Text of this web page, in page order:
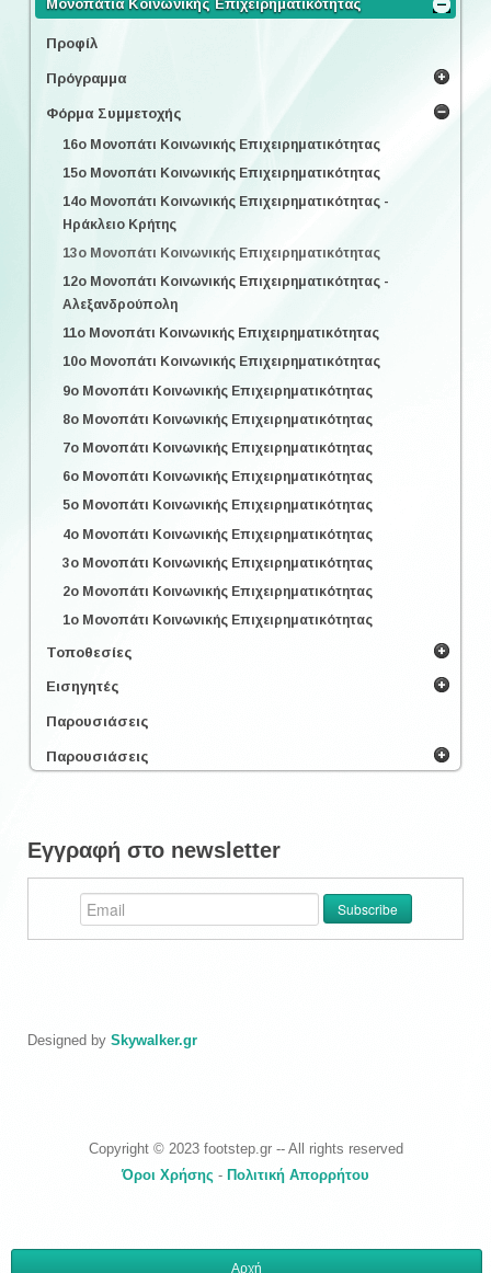
Μονοπάτια Κοινωνικής Επιχειρηματικότητας
Προφίλ
Πρόγραμμα
Φόρμα Συμμετοχής
16ο Μονοπάτι Κοινωνικής Επιχειρηματικότητας
15ο Μονοπάτι Κοινωνικής Επιχειρηματικότητας
14ο Μονοπάτι Κοινωνικής Επιχειρηματικότητας -
Ηράκλειο Κρήτης
13ο Μονοπάτι Κοινωνικής Επιχειρηματικότητας
12ο Μονοπάτι Κοινωνικής Επιχειρηματικότητας -
Αλεξανδρούπολη
11ο Μονοπάτι Κοινωνικής Επιχειρηματικότητας
10ο Μονοπάτι Κοινωνικής Επιχειρηματικότητας
9ο Μονοπάτι Κοινωνικής Επιχειρηματικότητας
8ο Μονοπάτι Κοινωνικής Επιχειρηματικότητας
7ο Μονοπάτι Κοινωνικής Επιχειρηματικότητας
6ο Μονοπάτι Κοινωνικής Επιχειρηματικότητας
5ο Μονοπάτι Κοινωνικής Επιχειρηματικότητας
4ο Μονοπάτι Κοινωνικής Επιχειρηματικότητας
3ο Μονοπάτι Κοινωνικής Επιχειρηματικότητας
2ο Μονοπάτι Κοινωνικής Επιχειρηματικότητας
1ο Μονοπάτι Κοινωνικής Επιχειρηματικότητας
Τοποθεσίες
Εισηγητές
Παρουσιάσεις
Παρουσιάσεις
Εγγραφή στο newsletter
Designed by Skywalker.gr
Copyright © 2023 footstep.gr -- All rights reserved
Όροι Χρήσης - Πολιτική Απορρήτου
Αρχή